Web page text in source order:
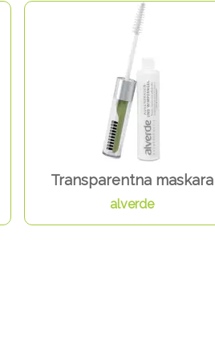
Transparentna maskara
alverde